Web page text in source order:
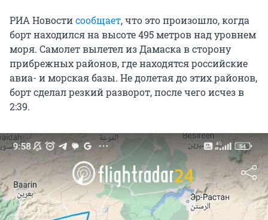
РИА Новостисообщает, что это произошло, когда
борт находился на высоте 495 метров над уровнем
моря. Самолет вылетел из Дамаска в сторону
прибрежных районов, где находятся российские
авиа- и морская базы. Не долетая до этих районов,
борт сделал резкий разворот, после чего исчез в
2:39.